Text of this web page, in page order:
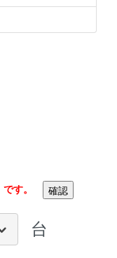
です。
台